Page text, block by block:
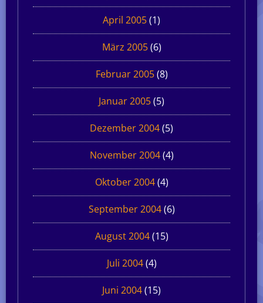
April 2005(1)
März 2005(6)
Februar 2005(8)
Januar 2005(5)
Dezember 2004(5)
November 2004(4)
Oktober 2004(4)
September 2004(6)
August 2004(15)
Juli 2004(4)
Juni 2004(15)